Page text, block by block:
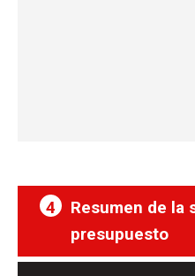
4
Resumen de la
presupuesto